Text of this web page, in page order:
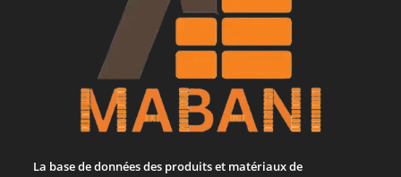
La base de données des produits et matériaux de